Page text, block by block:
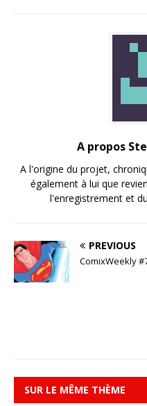
A propos
A l'origine du projet,
également à lui que
l'enregistrement et
PREVIOUS
ComixWeekly
SUR LE MÊME THÈME